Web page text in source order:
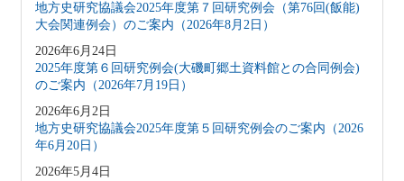
地方史研究協議会2025年度第７回研究例会（第76回(飯能)
大会関連例会）のご案内（2026年8月2日）
2026年6月24日
2025年度第６回研究例会(大磯町郷土資料館との合同例会)
のご案内（2026年7月19日）
2026年6月2日
地方史研究協議会2025年度第５回研究例会のご案内（2026
年6月20日）
2026年5月4日